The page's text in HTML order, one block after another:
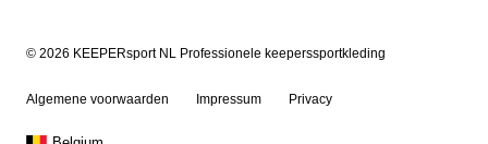
© 2026 KEEPERsport NL Professionele keeperssportkleding
Algemene voorwaarden Impressum Privacy